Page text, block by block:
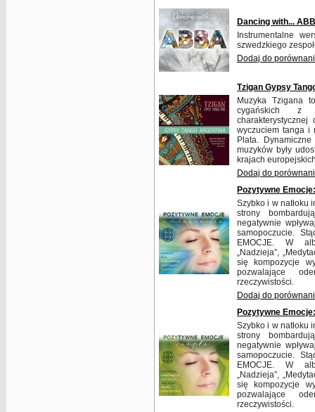
Dancing with...
Instrumentalne
szwedzkiego
Dodaj do
Tzigan Gypsy
Muzyka Tzigana
cygańskich z
wyczuciem tanga i
Plata.
muzyków były
krajach
Dodaj do
Pozytywne
Szybko i w natłoku
strony
negatywnie
samopoczucie.
EMOCJE. W
„Nadzieja”,
się kompozycje
pozwalające
rzeczywistości.
Dodaj do
Pozytywne
Szybko i w natłoku
strony
negatywnie
samopoczucie.
EMOCJE. W
„Nadzieja”,
się kompozycje
pozwalające
rzeczywistości.